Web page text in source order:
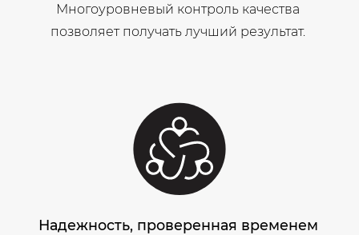
Многоуровневый контроль качества
позволяет получать лучший результат.
Надежность, проверенная временем